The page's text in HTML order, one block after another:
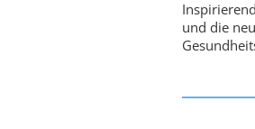
und die